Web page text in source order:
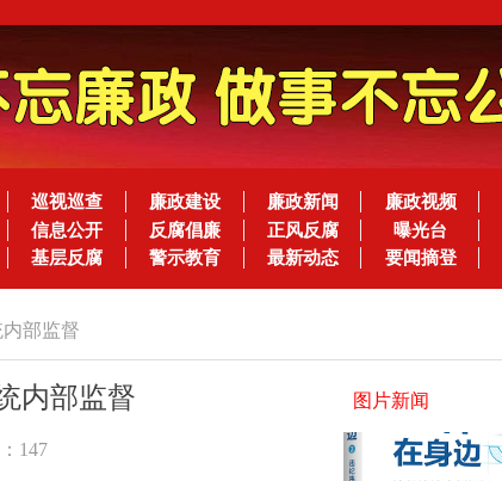
巡视巡查 廉政建设 廉政新闻 廉政视频
信息公开 反腐倡廉 正风反腐 曝光台
基层反腐 警示教育 最新动态 要闻摘登
内部监督
部监督
147
图片新闻